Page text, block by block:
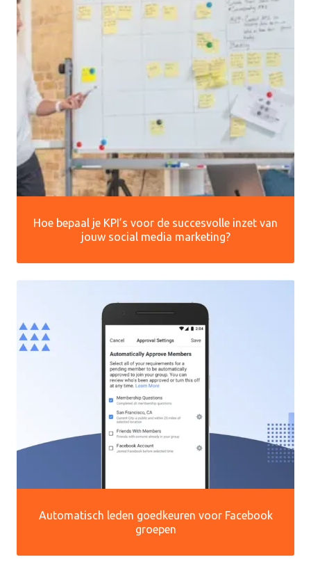
Hoe bepaal je KPI’s voor de succesvolle inzet van
jouw social media marketing?
Automatisch leden goedkeuren voor Facebook
groepen